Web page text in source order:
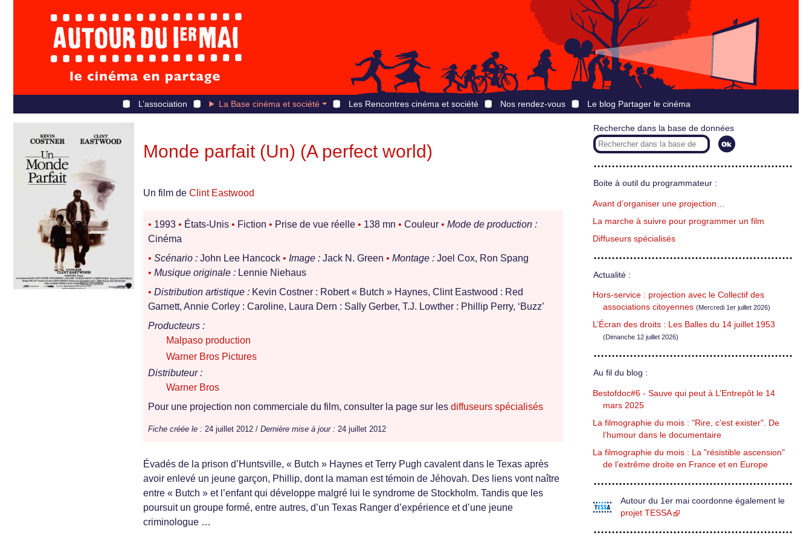
L’association La Base cinéma et société Les Rencontres cinéma et société Nos rendez-vous Le blog Partager le cinéma
Monde parfait (Un) (A perfect world)
Un film de Clint Eastwood
• 1993 • États-Unis • Fiction • Prise de vue réelle • 138 mn • Couleur • Mode de production :
Cinéma
• Scénario : John Lee Hancock • Image : Jack N. Green • Montage : Joel Cox, Ron Spang
• Musique originale : Lennie Niehaus
• Distribution artistique : Kevin Costner : Robert « Butch » Haynes, Clint Eastwood : Red
Garnett, Annie Corley : Caroline, Laura Dern : Sally Gerber, T.J. Lowther : Phillip Perry, ‘Buzz’
Producteurs :
Malpaso production
Warner Bros Pictures
Distributeur :
Warner Bros
Pour une projection non commerciale du film, consulter la page sur les diffuseurs spécialisés
Fiche créée le : 24 juillet 2012 / Dernière mise à jour : 24 juillet 2012
Évadés de la prison d’Huntsville, « Butch » Haynes et Terry Pugh cavalent dans le Texas après
avoir enlevé un jeune garçon, Phillip, dont la maman est témoin de Jéhovah. Des liens vont naître
entre « Butch » et l’enfant qui développe malgré lui le syndrome de Stockholm. Tandis que les
poursuit un groupe formé, entre autres, d’un Texas Ranger d’expérience et d’une jeune
criminologue …
Recherche dans la base de données
Boite à outil du programmateur :
Avant d’organiser une projection…
La marche à suivre pour programmer un film
Diffuseurs spécialisés
Actualité :
Hors-service : projection avec le Collectif des
associations citoyennes (Mercredi 1er juillet 2026)
L’Écran des droits : Les Balles du 14 juillet 1953
(Dimanche 12 juillet 2026)
Au fil du blog :
Bestofdoc#6 - Sauve qui peut à L’Entrepôt le 14
mars 2025
La filmographie du mois : "Rire, c’est exister". De
l’humour dans le documentaire
La filmographie du mois : La "résistible ascension"
de l’extrême droite en France et en Europe
Autour du 1er mai coordonne également le
projet TESSA